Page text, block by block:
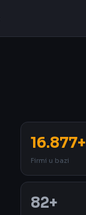
16.877+
Firmi u bazi
82+